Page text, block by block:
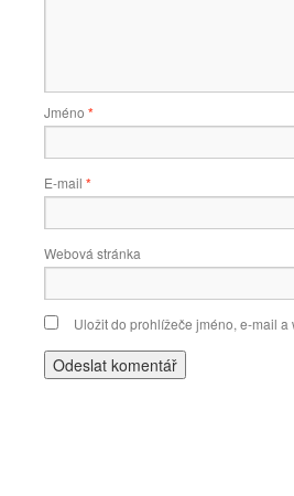
Jméno *
E-mail *
Webová stránka
Uložit do prohlížeče jméno, e-mail